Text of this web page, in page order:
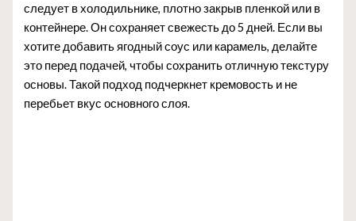
следует в холодильнике, плотно закрыв пленкой или в
контейнере. Он сохраняет свежесть до 5 дней. Если вы
хотите добавить ягодный соус или карамель, делайте
это перед подачей, чтобы сохранить отличную текстуру
основы. Такой подход подчеркнет кремовость и не
перебьет вкус основного слоя.